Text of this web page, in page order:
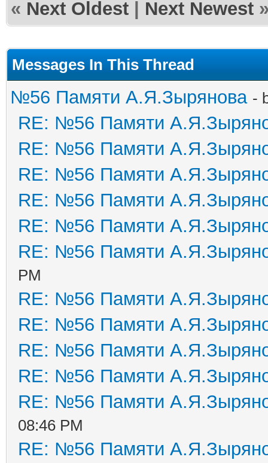
« Next Oldest Next Newest
Messages In This Thread
№56 Памяти А.Я.Зырянова -
RE: №56 Памяти
RE: №56 Памяти
RE: №56 Памяти
RE: №56 Памяти
RE: №56 Памяти
RE: №56 Памяти
PM
RE: №56 Памяти
RE: №56 Памяти
RE: №56 Памяти
RE: №56 Памяти
RE: №56 Памяти
08:46 PM
RE: №56 Памяти